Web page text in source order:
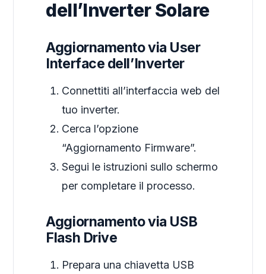
dell’Inverter Solare
Aggiornamento via User
Interface dell’Inverter
Connettiti all’interfaccia web del
tuo inverter.
Cerca l’opzione
“Aggiornamento Firmware”.
Segui le istruzioni sullo schermo
per completare il processo.
Aggiornamento via USB
Flash Drive
Prepara una chiavetta USB